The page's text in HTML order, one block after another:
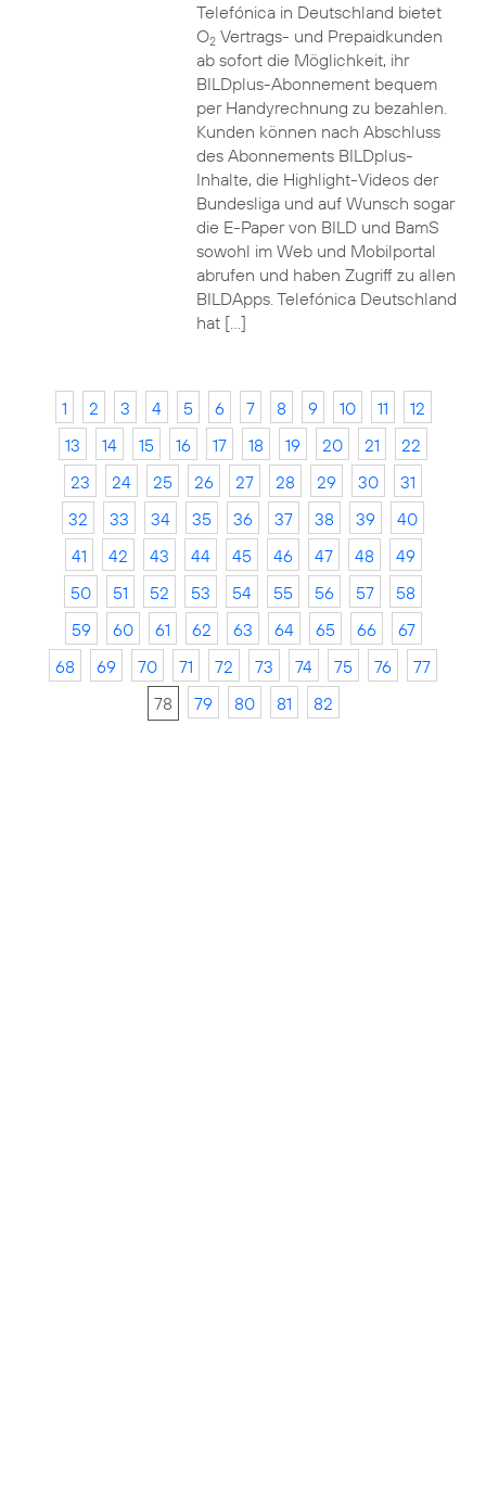
Telefónica in Deutschland bietet
O2Vertrags- und Prepaidkunden
ab sofort die Möglichkeit, ihr
BILDplus-Abonnement bequem
per Handyrechnung zu bezahlen.
Kunden können nach Abschluss
des Abonnements BILDplus-
Inhalte, die Highlight-Videos der
Bundesliga und auf Wunsch sogar
die E-Paper von BILD und BamS
sowohl im Web und Mobilportal
abrufen und haben Zugriff zu allen
BILDApps. Telefónica Deutschland
hat […]
1 2 3 4 5 6 7 8 9 10 11
12
13
14 15 16 17 18 19 20 21
22
23
24 25 26 27 28 29 30
31
32
33 34 35 36 37 38 39
40
41
42 43 44 45 46 47 48
49
50
51 52 53 54 55 56 57
58
59
60 61 62 63 64 65 66
67
68
69 70 71 72 73 74 75 76
77
78
79 80 81 82